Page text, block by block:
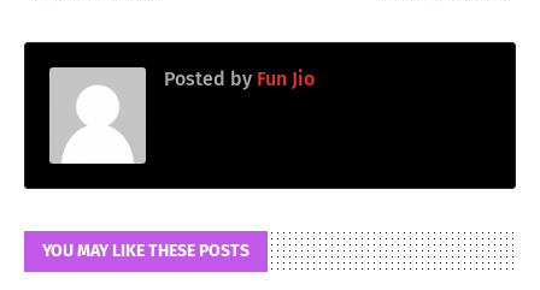
Posted by Fun Jio
YOU MAY LIKE THESE POSTS